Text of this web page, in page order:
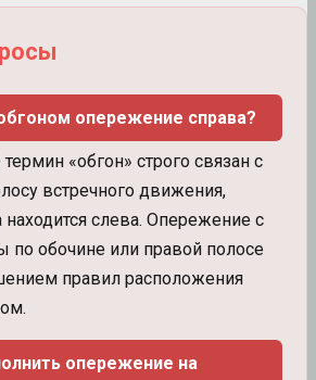
опережение справа?
«обгон» строго связан с
встречного движения,
находится слева. Опережение с
по обочине или правой полосе
правил расположения
опережение на